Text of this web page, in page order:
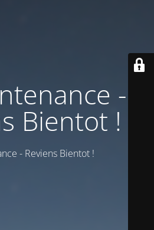
-
Bientot !
- Reviens Bientot !